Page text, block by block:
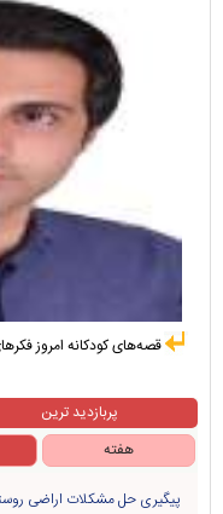
قصه‌های کودکانه امروز
پربازدید ترین
هفته
پیگیری حل مشکلات اراضی